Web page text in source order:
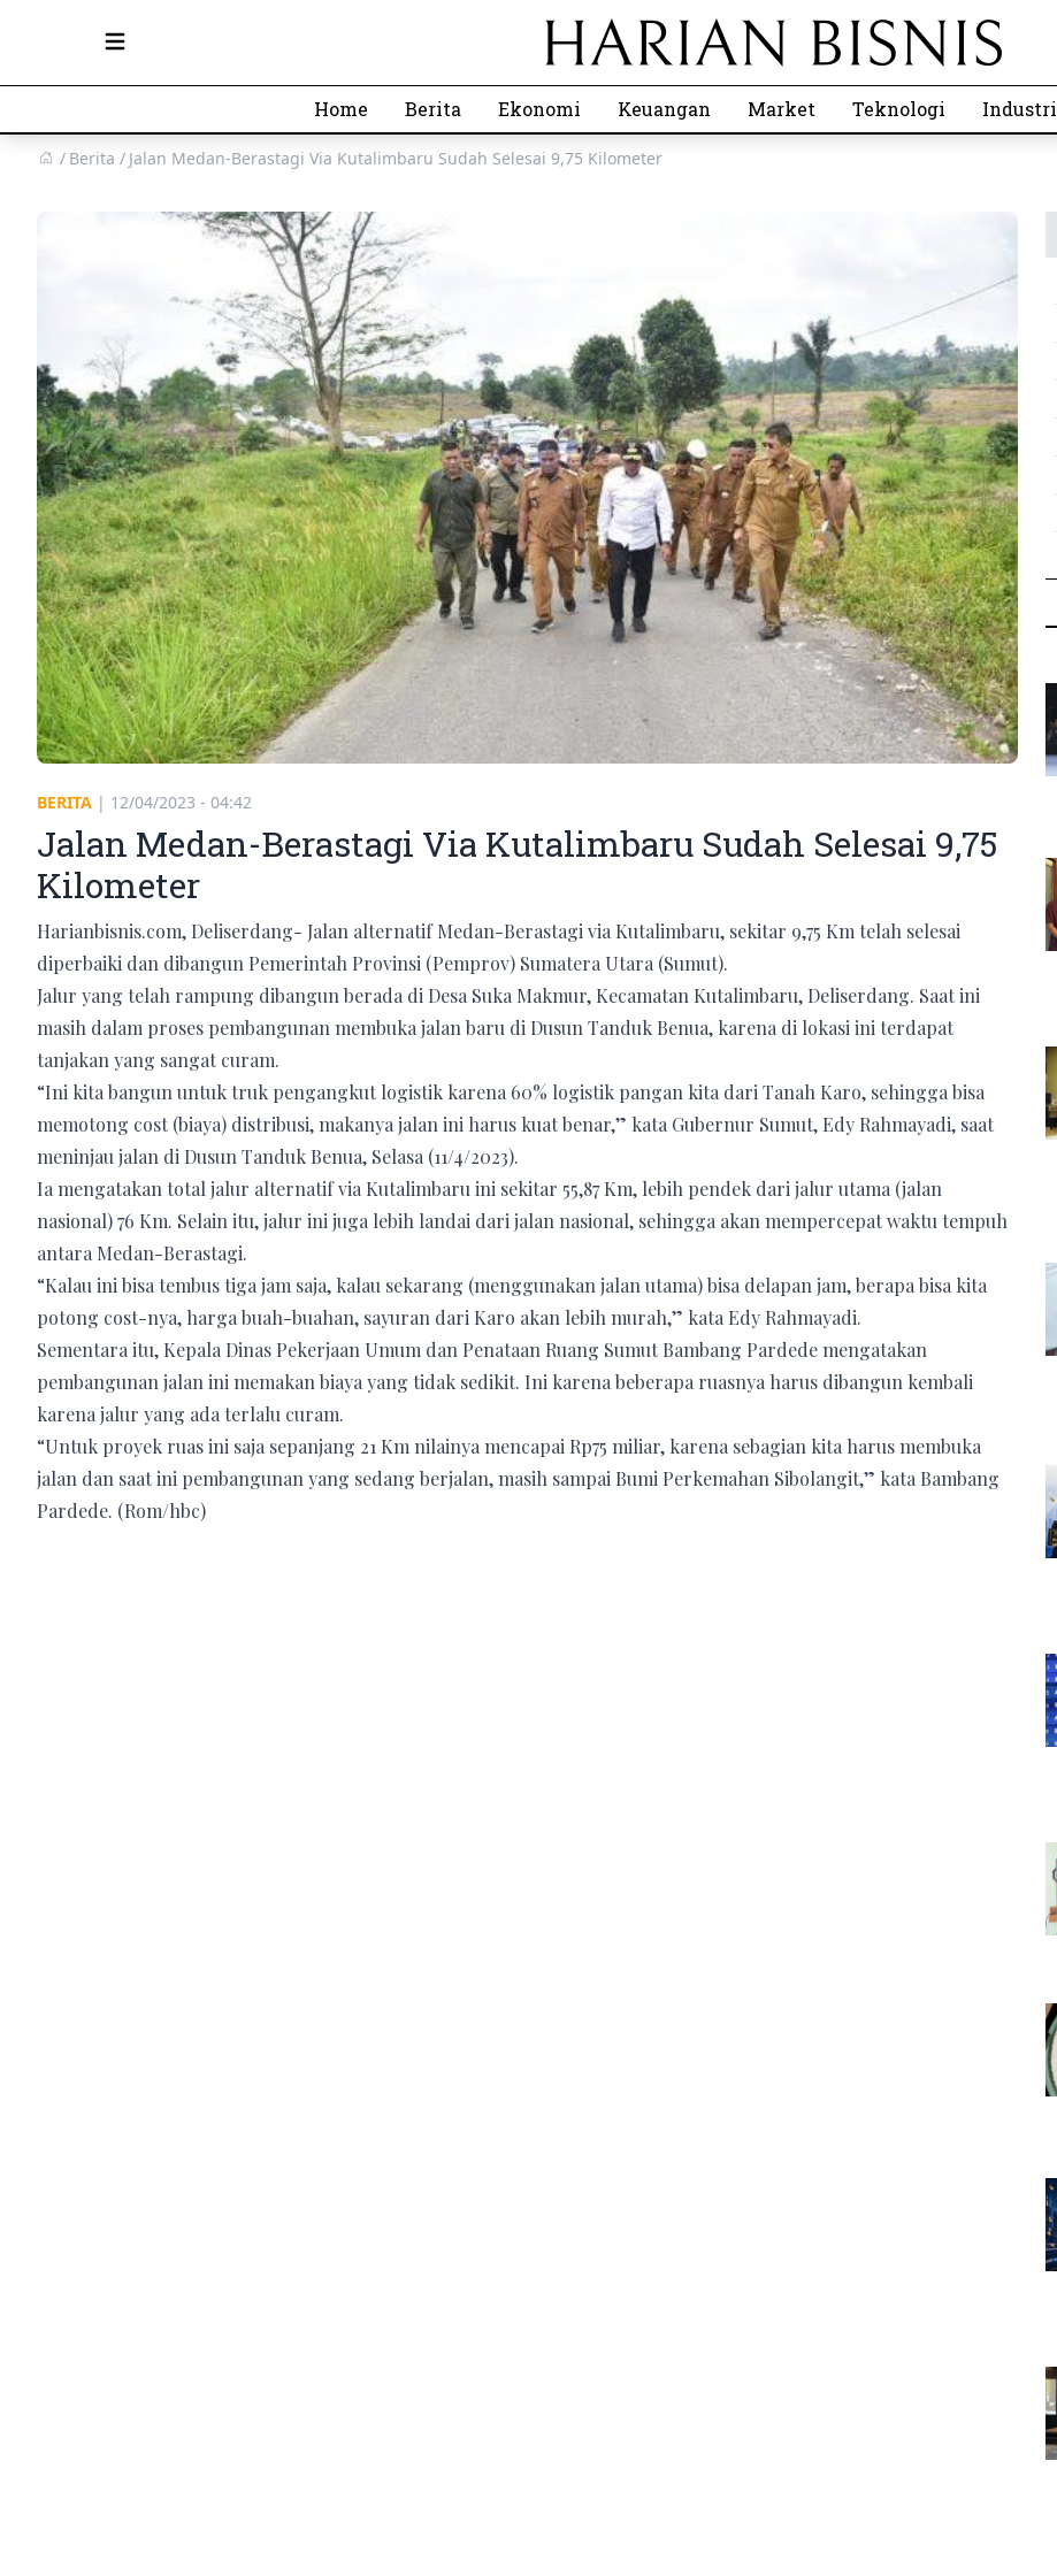
Open main menu
Home Berita Ekonomi Keuangan Market Teknologi Industri
Berita Jalan Medan-Berastagi Via Kutalimbaru Sudah Selesai 9,75 Kilometer
BERITA | 12/04/2023 - 04:42
Jalan Medan-Berastagi Via Kutalimbaru Sudah Selesai 9,75
Kilometer
Harianbisnis.com, Deliserdang- Jalan alternatif Medan-Berastagi via Kutalimbaru, sekitar 9,75 Km telah selesai
diperbaiki dan dibangun Pemerintah Provinsi (Pemprov) Sumatera Utara (Sumut).
Jalur yang telah rampung dibangun berada di Desa Suka Makmur, Kecamatan Kutalimbaru, Deliserdang. Saat ini
masih dalam proses pembangunan membuka jalan baru di Dusun Tanduk Benua, karena di lokasi ini terdapat
tanjakan yang sangat curam.
“Ini kita bangun untuk truk pengangkut logistik karena 60% logistik pangan kita dari Tanah Karo, sehingga bisa
memotong cost (biaya) distribusi, makanya jalan ini harus kuat benar,” kata Gubernur Sumut, Edy Rahmayadi, saat
meninjau jalan di Dusun Tanduk Benua, Selasa (11/4/2023).
Ia mengatakan total jalur alternatif via Kutalimbaru ini sekitar 55,87 Km, lebih pendek dari jalur utama (jalan
nasional) 76 Km. Selain itu, jalur ini juga lebih landai dari jalan nasional, sehingga akan mempercepat waktu tempuh
antara Medan-Berastagi.
“Kalau ini bisa tembus tiga jam saja, kalau sekarang (menggunakan jalan utama) bisa delapan jam, berapa bisa kita
potong cost-nya, harga buah-buahan, sayuran dari Karo akan lebih murah,” kata Edy Rahmayadi.
Sementara itu, Kepala Dinas Pekerjaan Umum dan Penataan Ruang Sumut Bambang Pardede mengatakan
pembangunan jalan ini memakan biaya yang tidak sedikit. Ini karena beberapa ruasnya harus dibangun kembali
karena jalur yang ada terlalu curam.
“Untuk proyek ruas ini saja sepanjang 21 Km nilainya mencapai Rp75 miliar, karena sebagian kita harus membuka
jalan dan saat ini pembangunan yang sedang berjalan, masih sampai Bumi Perkemahan Sibolangit,” kata Bambang
Pardede. (Rom/hbc)